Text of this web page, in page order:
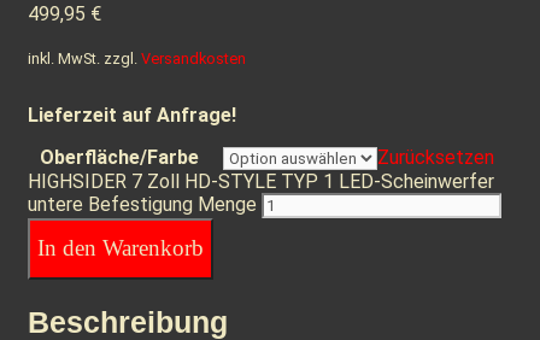
499,95 €
inkl. MwSt. zzgl. Versandkosten
Lieferzeit auf Anfrage!
Oberfläche/Farbe
Zurücksetzen
HIGHSIDER 7 Zoll HD-STYLE TYP 1 LED-Scheinwerfer
untere Befestigung Menge
In den Warenkorb
Beschreibung